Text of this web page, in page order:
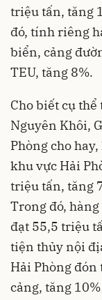
triệu tấn, tăng
đó, tính riêng
biển, cảng
TEU, tăng 8%.
Cho biết cụ
Nguyên Khôi,
Phòng cho
khu vực Hải
triệu tấn, tăng
Trong đó,
đạt 55,5 triệu
tiện thủy nội
Hải Phòng
cảng, tăng